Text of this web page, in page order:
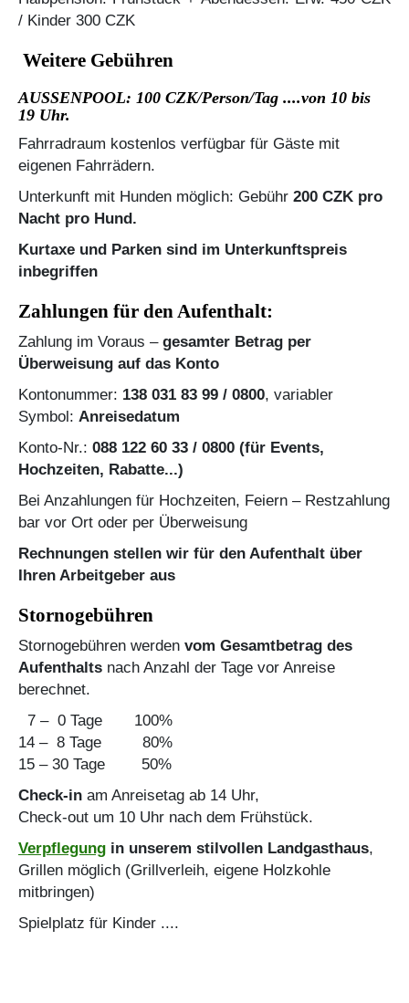
/ Kinder 300 CZK
Weitere Gebühren
AUSSENPOOL: 100 CZK/Person/Tag ....von 10 bis
19 Uhr.
Fahrradraum kostenlos verfügbar für Gäste mit
eigenen Fahrrädern.
Unterkunft mit Hunden möglich: Gebühr 200 CZK pro
Nacht pro Hund.
Kurtaxe und Parken sind im Unterkunftspreis
inbegriffen
Zahlungen für den Aufenthalt:
Zahlung im Voraus – gesamter Betrag per
Überweisung auf das Konto
Kontonummer: 138 031 83 99 / 0800, variabler
Symbol: Anreisedatum
Konto-Nr.: 088 122 60 33 / 0800 (für Events,
Hochzeiten, Rabatte...)
Bei Anzahlungen für Hochzeiten, Feiern – Restzahlung
bar vor Ort oder per Überweisung
Rechnungen stellen wir für den Aufenthalt über
Ihren Arbeitgeber aus
Stornogebühren
Stornogebühren werden vom Gesamtbetrag des
Aufenthalts nach Anzahl der Tage vor Anreise
berechnet.
7 – 0 Tage 100%
14 – 8 Tage 80%
15 – 30 Tage 50%
Check-in am Anreisetag ab 14 Uhr,
Check-out um 10 Uhr nach dem Frühstück.
Verpflegung in unserem stilvollen Landgasthaus,
Grillen möglich (Grillverleih, eigene Holzkohle
mitbringen)
Spielplatz für Kinder ....